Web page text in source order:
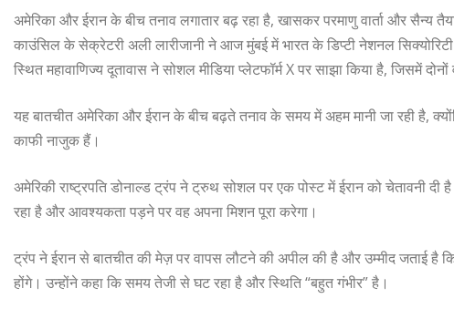
अमेरिका और ईरान के बीच तनाव लगातार बढ़ रहा है, खासकर परमाणु वार्ता और सैन्य
काउंसिल के सेक्रेटरी अली लारीजानी ने आज मुंबई में भारत के डिप्टी नेशनल
स्थित महावाणिज्य दूतावास ने सोशल मीडिया प्लेटफॉर्म X पर साझा किया है, जिसमें दोनों
यह बातचीत अमेरिका और ईरान के बीच बढ़ते तनाव के समय में अहम मानी जा रही है,
काफी नाजुक हैं।
अमेरिकी राष्ट्रपति डोनाल्ड ट्रंप ने ट्रुथ सोशल पर एक पोस्ट में ईरान को चेतावनी
रहा है और आवश्यकता पड़ने पर वह अपना मिशन पूरा करेगा।
ट्रंप ने ईरान से बातचीत की मेज़ पर वापस लौटने की अपील की है और उम्मीद जताई है
होंगे। उन्होंने कहा कि समय तेजी से घट रहा है और स्थिति “बहुत गंभीर” है।